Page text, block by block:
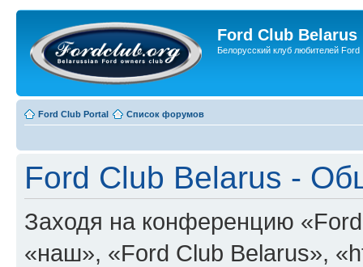
Ford Club Belarus
Белорусский клуб любителей Ford
Ford Club Portal Список форумов
Ford Club Belarus -
Заходя на конференцию
«наш», «Ford Club Belarus»,